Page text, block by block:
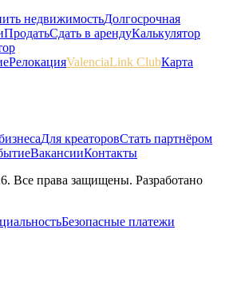
недвижимостьДолгосрочная
ПродатьСдать в арендуКалькулятор
РелокацияValenciaLink ClubКарта
Для креаторовСтать партнёром
ВакансииКонтакты
Все права защищены. Разработано
Безопасные платежи